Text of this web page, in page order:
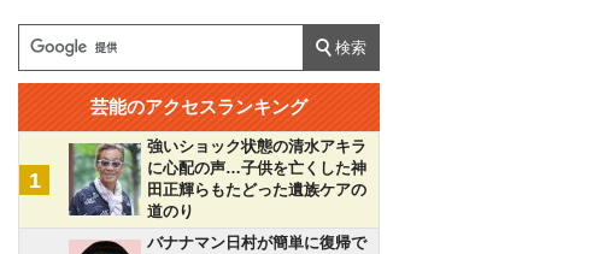
芸能のアクセスランキング
1
強いショック状態の清水アキラ
に心配の声…子供を亡くした神
田正輝らもたどった遺族ケアの
道のり
バナナマン日村が簡単に復帰で